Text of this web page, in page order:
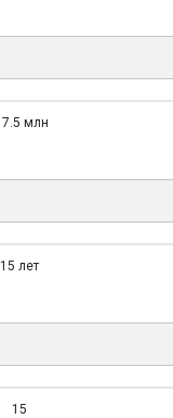
7.5 млн
15 лет
15